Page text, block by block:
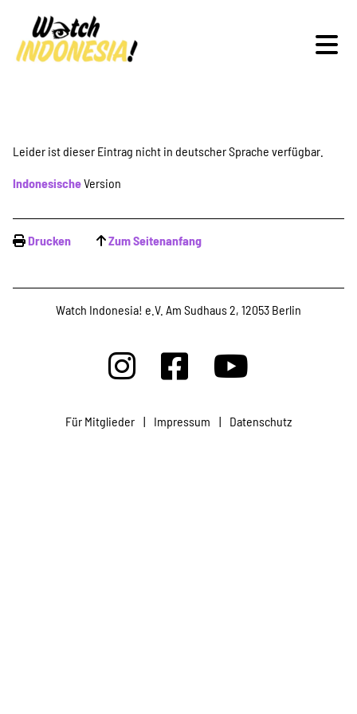
Schwerpunkte
Veranstaltungen
Publikationen
Projekte
Leider ist dieser Eintrag nicht in deutscher Sprache verfügbar.
IndonesischeVersion
Drucken Zum Seitenanfang
Watch Indonesia! e.V. Am Sudhaus 2, 12053 Berlin
Für Mitglieder | Impressum | Datenschutz